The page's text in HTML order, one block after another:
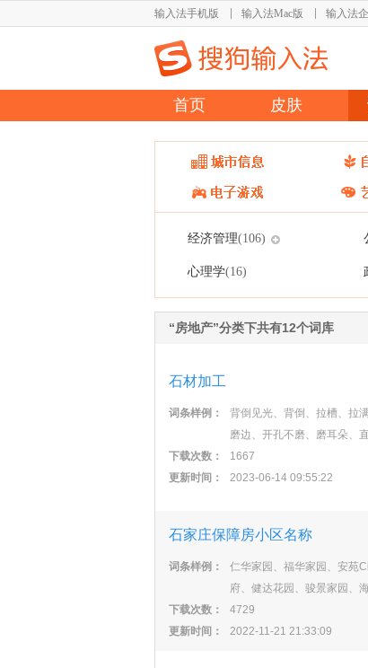
输入法手机版 输入法Mac版 输入法
首页 皮肤
经济管理(106)
心理学(16)
“房地产”分类下共有12个词库
石材加工
词条样例：
背倒见光、背倒、拉槽、拉
磨边、开孔不磨、磨耳朵、
下载次数：
1667
更新时间：
2023-06-14 09:55:22
石家庄保障房小区名称
词条样例：
仁华家园、福华家园、安苑
府、健达花园、骏景家园、
下载次数：
4729
更新时间：
2022-11-21 21:33:09